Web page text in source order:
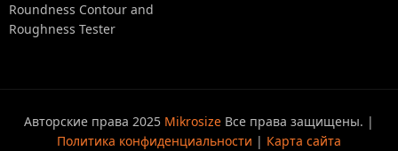
Roundness Contour and
Roughness Tester
Авторские права 2025 Mikrosize Все права защищены. |
Политика конфиденциальности | Карта сайта